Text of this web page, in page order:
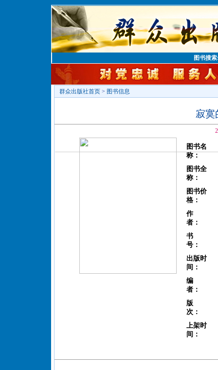
图书搜
群众出版社首页 > 图书信息
寂寞
图书名
称：
图书全
称：
图书价
格：
作
者：
书
号：
出版时
间：
编
者：
版
次：
上架时
间：